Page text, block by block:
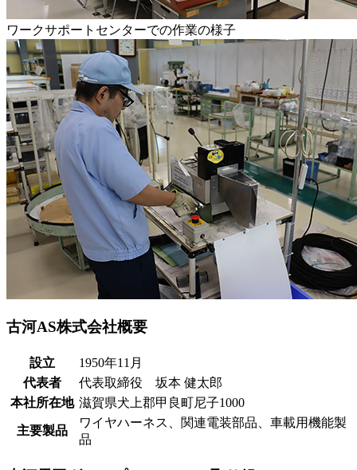
ワークサポートセンターでの作業の様子
古河AS株式会社概要
設立
1950年11月
代表者
代表取締役 坂本 健太郎
本社所在地 滋賀県犬上郡甲良町尼子1000
主要製品
ワイヤハーネス、関連電装部品、車載用機能製
品